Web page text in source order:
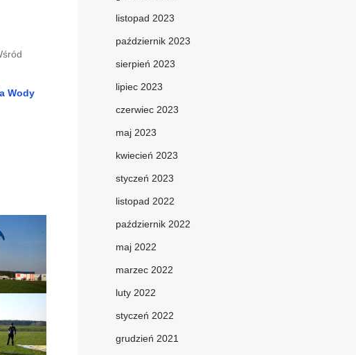
Wody
listopad 2023
październik 2023
sierpień 2023
lipiec 2023
czerwiec 2023
maj 2023
kwiecień 2023
styczeń 2023
listopad 2022
październik 2022
maj 2022
marzec 2022
luty 2022
styczeń 2022
grudzień 2021